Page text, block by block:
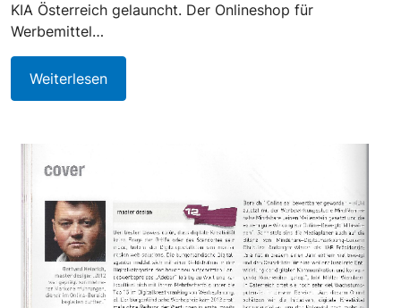
KIA Österreich gelauncht. Der Onlineshop für
Werbemittel…
Weiterlesen